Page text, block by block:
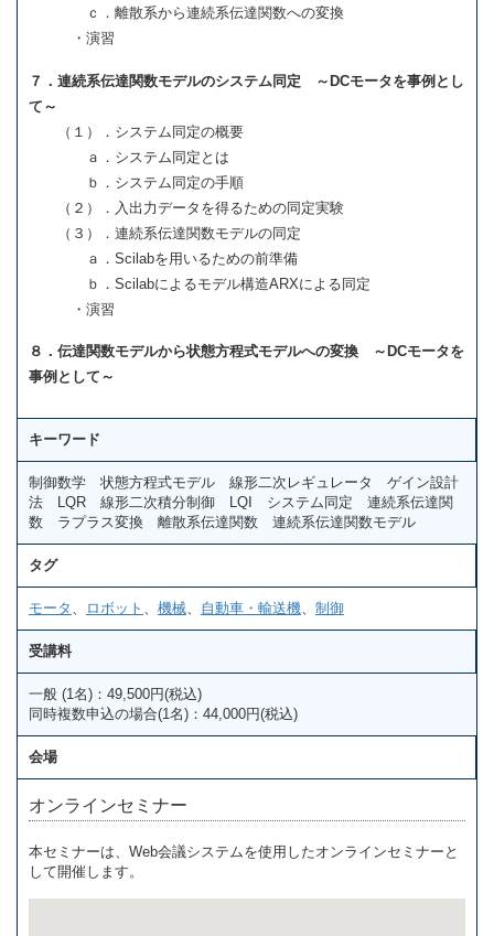
ｃ．離散系から連続系伝達関数への変換
・演習
７．連続系伝達関数モデルのシステム同定 ～DCモータを事例とし
て～
（１）．システム同定の概要
ａ．システム同定とは
ｂ．システム同定の手順
（２）．入出力データを得るための同定実験
（３）．連続系伝達関数モデルの同定
ａ．Scilabを用いるための前準備
ｂ．Scilabによるモデル構造ARXによる同定
・演習
８．伝達関数モデルから状態方程式モデルへの変換 ～DCモータを
事例として～
キーワード
制御数学 状態方程式モデル 線形二次レギュレータ ゲイン設計
法 LQR 線形二次積分制御 LQI システム同定 連続系伝達関
数 ラプラス変換 離散系伝達関数 連続系伝達関数モデル
タグ
モータ ロボット 機械 自動車・輸送機 制御
受講料
一般 (1名)：49,500円(税込)
同時複数申込の場合(1名)：44,000円(税込)
会場
オンラインセミナー
本セミナーは、Web会議システムを使用したオンラインセミナーと
して開催します。